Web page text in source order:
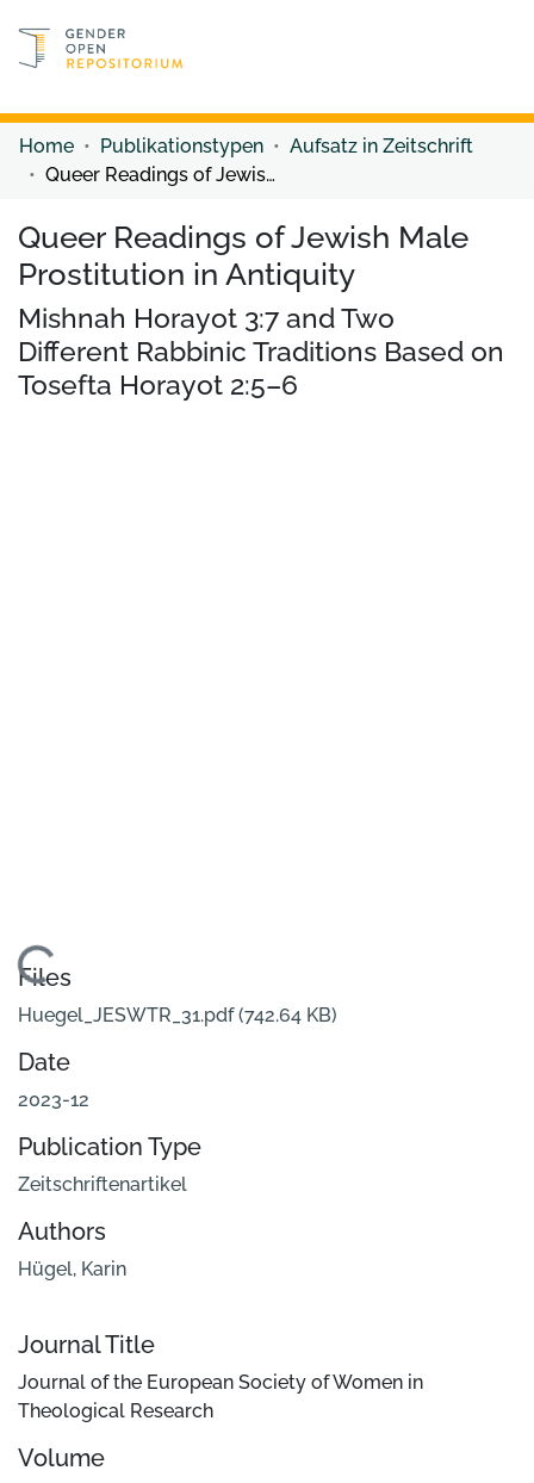
Discover content
Home Publikationstypen
Aufsatz in Zeitschrift
Queer Readings of Jewish Male Prostitution in Antiquity
Queer Readings of Jewish Male
Prostitution in Antiquity
Mishnah Horayot 3:7 and Two
Different Rabbinic Traditions Based on
Tosefta Horayot 2:5–6
Loading...
Files
Huegel_JESWTR_31.pdf(742.64 KB)
Date
2023-12
Publication Type
Zeitschriftenartikel
Authors
Hügel, Karin
Journal Title
Journal of the European Society of Women in
Theological Research
Volume